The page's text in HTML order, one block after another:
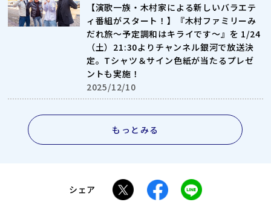
【演歌一族・木村家による新しいバラエテ
ィ番組がスタート！】『木村ファミリーみ
だれ旅～予定調和はキライです～』を 1/24
（土）21:30よりチャンネル銀河で放送決
定。Tシャツ＆サイン色紙が当たるプレゼ
ントも実施！
2025/12/10
もっとみる
シェア